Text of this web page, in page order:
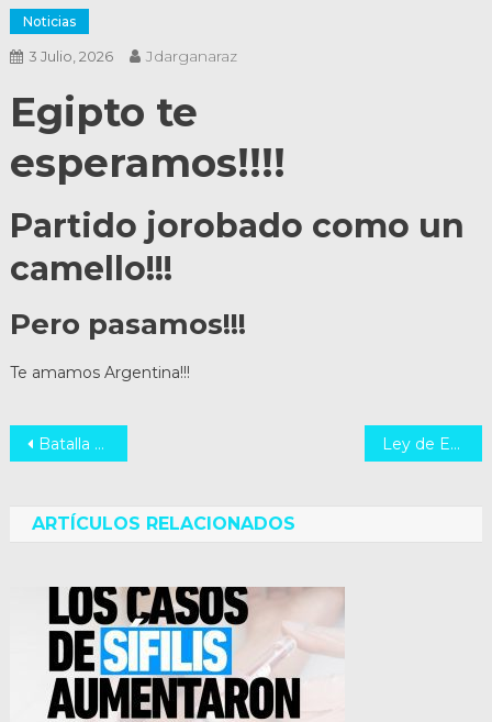
Noticias
3 Julio, 2026 Jdarganaraz
Egipto te
esperamos!!!!
Partido jorobado como un
camello!!!
Pero pasamos!!!
Te amamos Argentina!!!
Navegación
entradas
Batalla Cultural con Inti Posetto: Vida, Familia y Libertad – Zoom 28/7 Ley de Educación en Santa Fe: Excelencia Académica sin Adoctrinamiento de Género
ARTÍCULOS RELACIONADOS